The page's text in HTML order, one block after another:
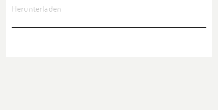
Herunterladen